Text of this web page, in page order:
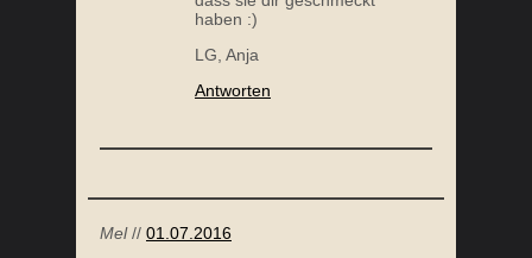
haben :)
LG, Anja
Antworten
Mel// 01.07.2016